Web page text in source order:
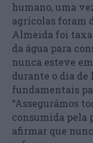
humano, uma
agrícolas foram
Almeida foi
da água para
nunca esteve
durante o dia de
fundamentais
“Assegurámos
consumida pela
afirmar que